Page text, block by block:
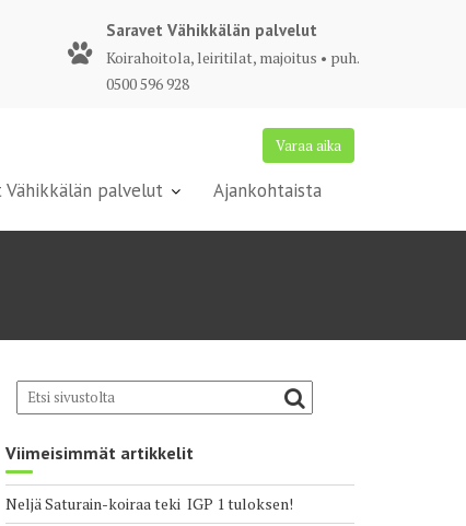
Saravet Vähikkälän palvelut
Koirahoitola, leiritilat, majoitus • puh.
0500 596 928
Varaa aika
Vähikkälän palvelut Ajankohtaista
Viimeisimmät artikkelit
Neljä Saturain-koiraa teki IGP 1 tuloksen!